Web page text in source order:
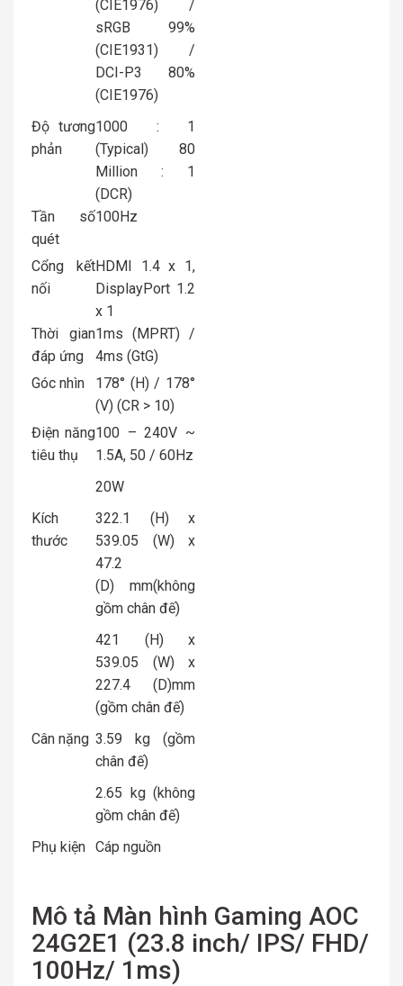
(CIE1976) /
sRGB 99%
(CIE1931) /
DCI-P3 80%
(CIE1976)
Độ tương
phản
1000 : 1
(Typical) 80
Million : 1
(DCR)
Tần số
quét
100Hz
Cổng kết
nối
HDMI 1.4 x 1,
DisplayPort 1.2
x 1
Thời gian
đáp ứng
1ms (MPRT) /
4ms (GtG)
Góc nhìn
178° (H) / 178°
(V) (CR > 10)
Điện năng
tiêu thụ
100 – 240V ~
1.5A, 50 / 60Hz
20W
Kích
thước
322.1 (H) x
539.05 (W) x
47.2
(D) mm(không
gồm chân đế)
421 (H) x
539.05 (W) x
227.4 (D)mm
(gồm chân đế)
Cân nặng 3.59 kg (gồm
chân đế)
2.65 kg (không
gồm chân đế)
Phụ kiện Cáp nguồn
Mô tả Màn hình Gaming AOC
24G2E1 (23.8 inch/ IPS/ FHD/
100Hz/ 1ms)